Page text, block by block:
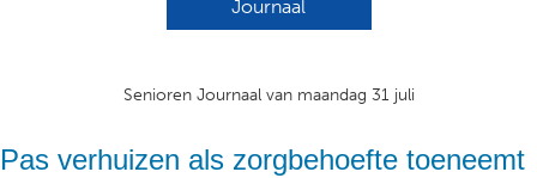
Journaal
Senioren Journaal van maandag 31 juli
Pas verhuizen als zorgbehoefte toeneemt